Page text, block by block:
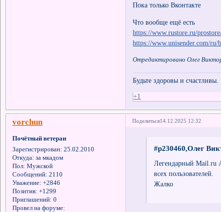
Пока только Вконтакте
Что вообще ещё есть
https://www.rustore.ru/
https://www.unisender.com/
Отредактировано Олег
Будьте здоровы и счастливы.
+1
Поделиться14.12.2025 12:32
vorchun
Почётный ветеран
Зарегистрирован: 25.02.2010
Откуда: за мкадом
Пол: Мужской
Сообщений: 2110
Уважение: +2846
Позитив: +1299
Приглашений: 0
Провел на форуме:
#p230460,Олег
Легендарный Мail.ru
всех пользователей.
Жалко